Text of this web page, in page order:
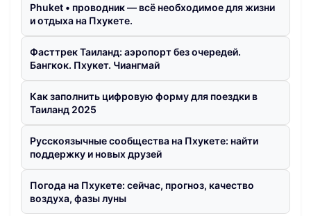
Phuket • проводник — всё необходимое для жизни
и отдыха на Пхукете.
Фасттрек Таиланд: аэропорт без очередей.
Бангкок. Пхукет. Чиангмай
Как заполнить цифровую форму для поездки в
Таиланд 2025
Русскоязычные сообщества на Пхукете: найти
поддержку и новых друзей
Погода на Пхукете: сейчас, прогноз, качество
воздуха, фазы луны